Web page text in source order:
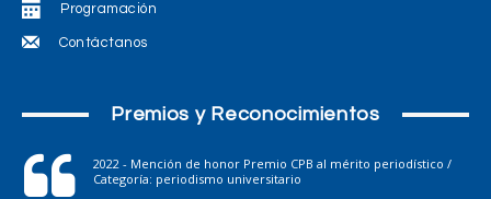
Programación
Contáctanos
Premios y Reconocimientos
2022 - Mención de honor Premio CPB al mérito periodístico /
Categoría: periodismo universitario